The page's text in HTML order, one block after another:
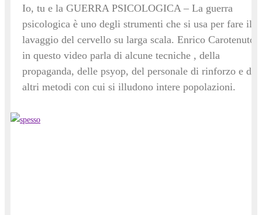
Io, tu e la GUERRA PSICOLOGICA – La guerra
psicologica è uno degli strumenti che si usa per fare il
lavaggio del cervello su larga scala. Enrico Carotenuto
in questo video parla di alcune tecniche , della
propaganda, delle psyop, del personale di rinforzo e di
altri metodi con cui si illudono intere popolazioni.